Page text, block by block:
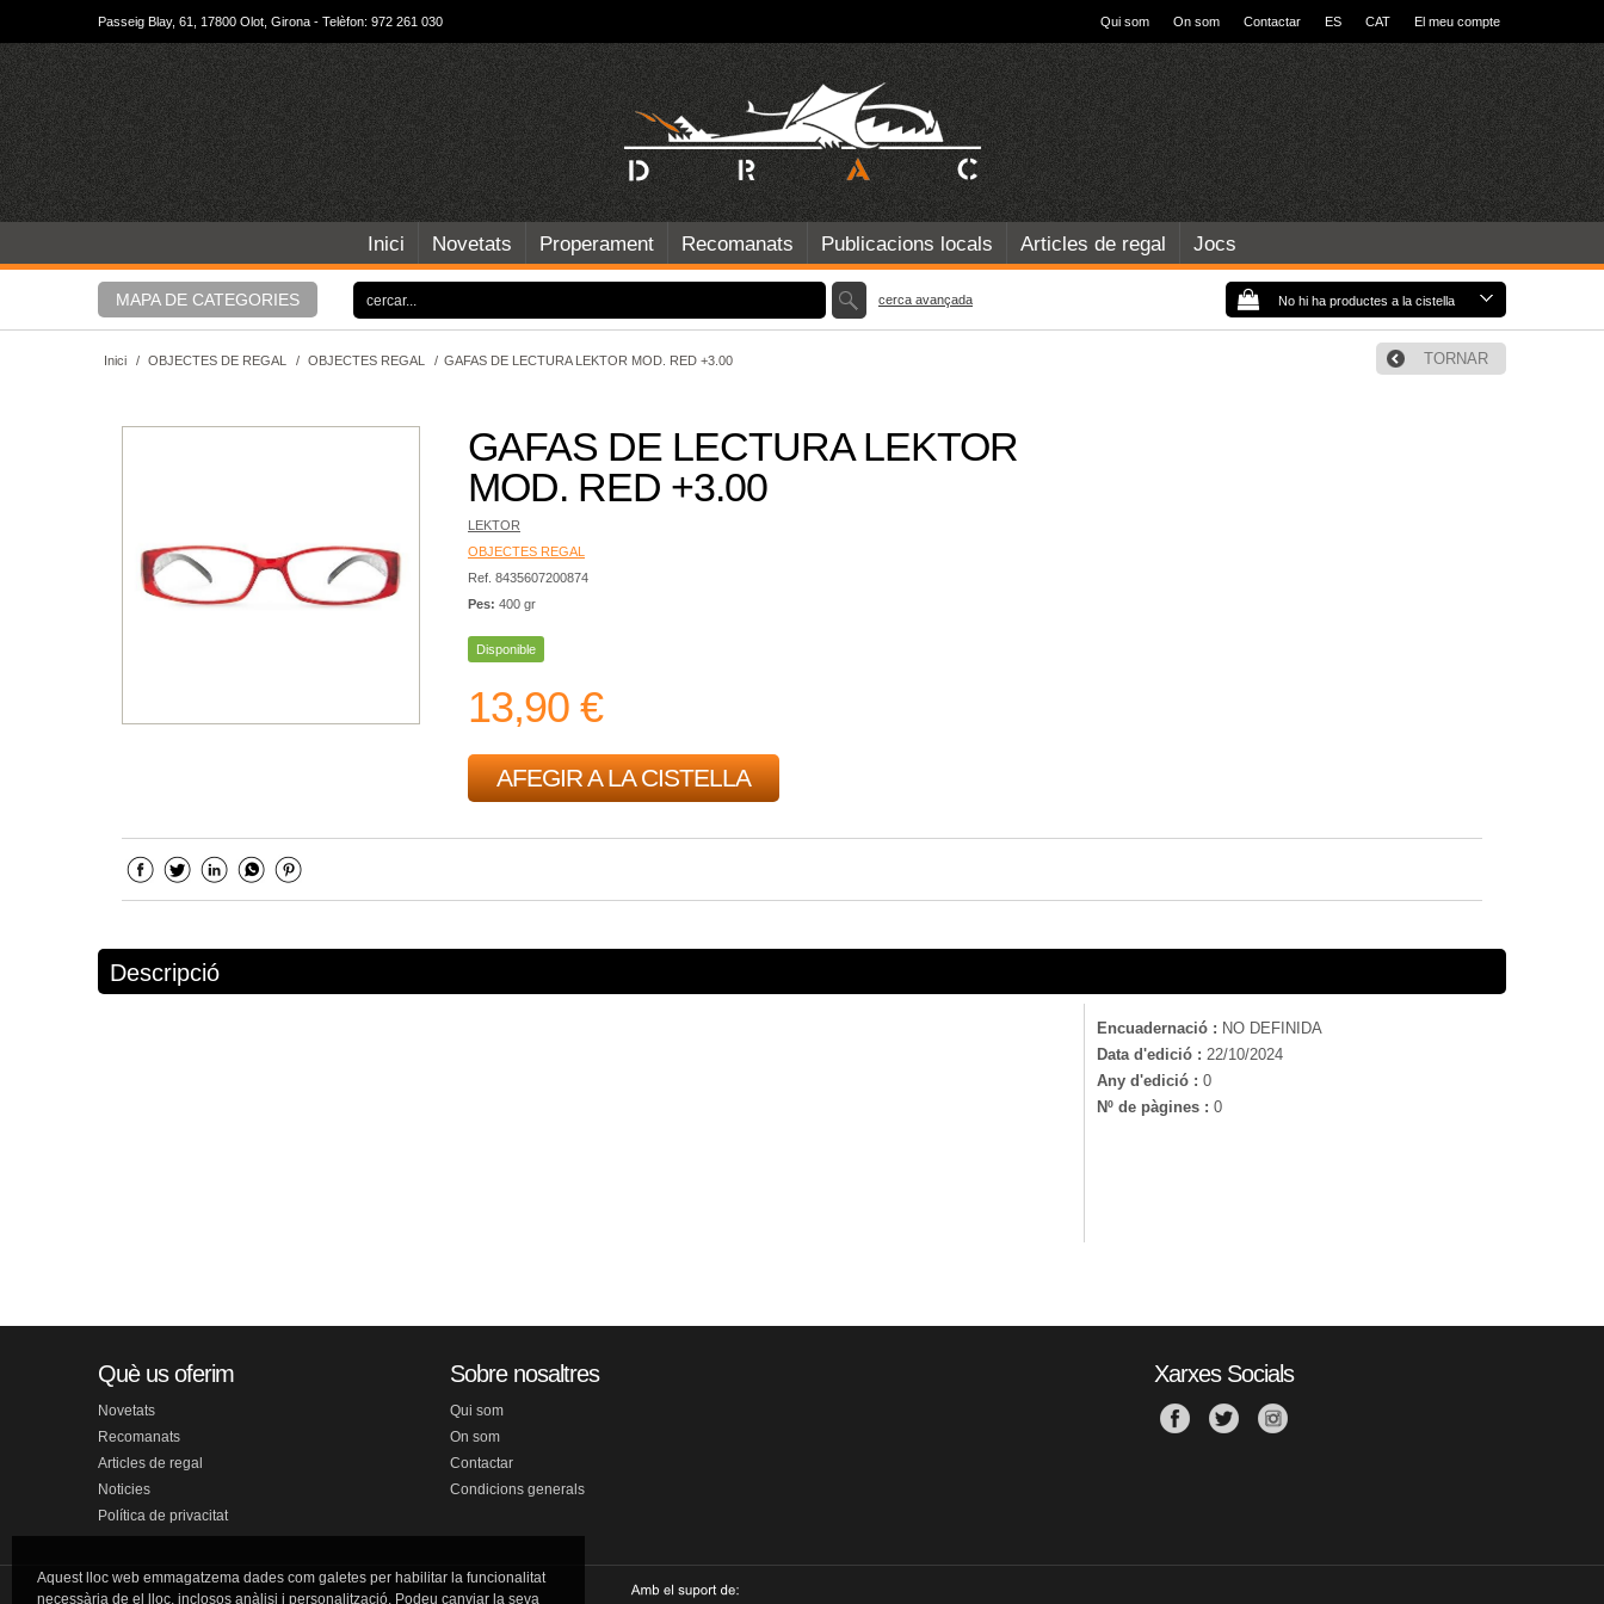
Passeig Blay, 61, 17800 Olot, Girona - Telèfon: 972 261 030 Qui som On som Contactar ES CAT El meu compte
Inici Novetats Properament Recomanats Publicacions locals Articles de regal Jocs
MAPA DE CATEGORIES No hi ha productes a la cistella
cerca avançada
Inici / OBJECTES DE REGAL / OBJECTES REGAL / GAFAS DE LECTURA LEKTOR MOD. RED +3.00 TORNAR
GAFAS DE LECTURA LEKTOR
MOD. RED +3.00
LEKTOR
OBJECTES REGAL
Ref. 8435607200874
Pes: 400 gr
Disponible
13,90 €
AFEGIR A LA CISTELLA
Descripció
Encuadernació : NO DEFINIDA
Data d'edició : 22/10/2024
Any d'edició : 0
Nº de pàgines : 0
Què us oferim
Novetats
Recomanats
Articles de regal
Noticies
Política de privacitat
Sobre nosaltres
Qui som
On som
Contactar
Condicions generals
Xarxes Socials
Aquest lloc web emmagatzema dades com galetes per habilitar la funcionalitat
necessària de el lloc, inclosos anàlisi i personalització. Podeu canviar la seva